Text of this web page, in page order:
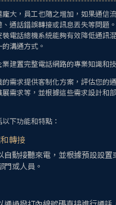
大，員工也隨之增加，如果通信
通話錯誤轉接或訊息丟失等問題
電話總機系統能夠有效降低通訊
溝通方式。
建置完整電話網路的專業知識和
需求提供客制化方案，評估您的
需求等，並根據這些需求設計和
下功能和特點：
轉接
自動接聽來電，並根據預設設置
門或人員。